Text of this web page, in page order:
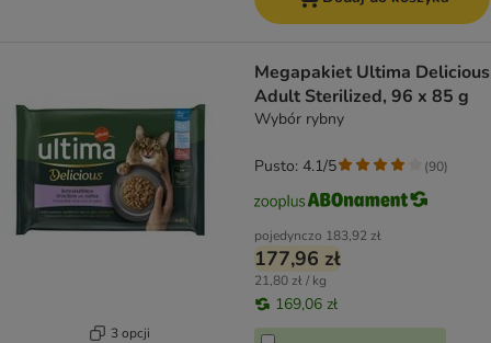
3 opcji
Megapakiet Ultima Delicious
Adult Sterilized, 96 x 85 g
Wybór rybny
pojedynczo 183,92 zł
177,96 zł
21,80 zł / kg
169,06 zł
Pusto: 4.1/5 (90)